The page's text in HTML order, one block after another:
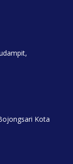
Kota